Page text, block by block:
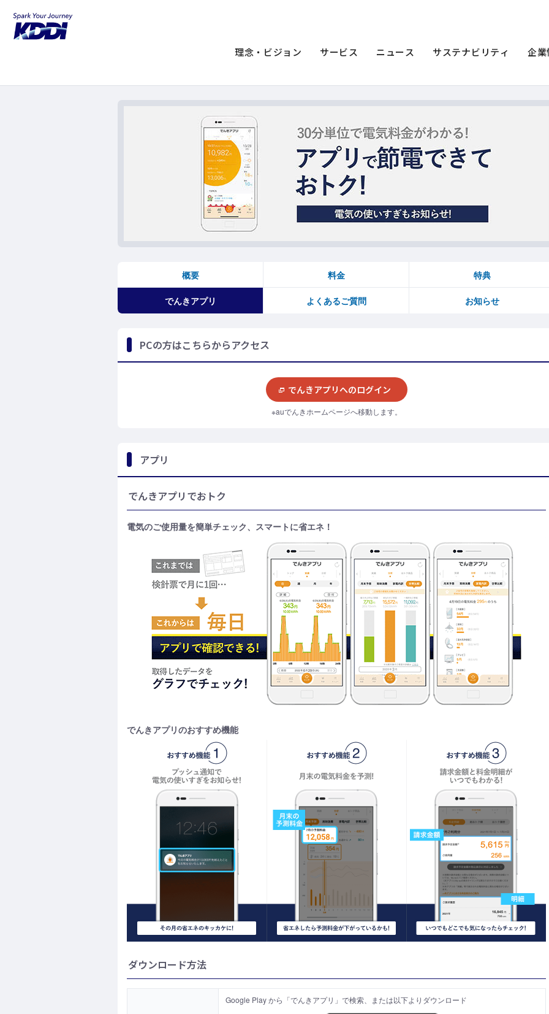
理念・ビジョン サービス ニュース サステナビリティ 企業
Ｖポイントでんき：でんきアプリ
概要 料金 特典
でんきアプリ よくあるご質問 お知らせ
PCの方はこちらからアクセス
でんきアプリへのログイン
※auでんきホームページへ移動します。
アプリ
でんきアプリでおトク
電気のご使用量を簡単チェック、スマートに省エネ！
でんきアプリのおすすめ機能
ダウンロード方法
Google Play から「でんきアプリ」で検索、または以下よりダウンロード